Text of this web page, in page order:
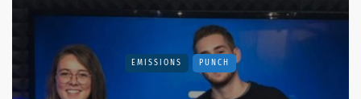
EMISSIONS PUNCH